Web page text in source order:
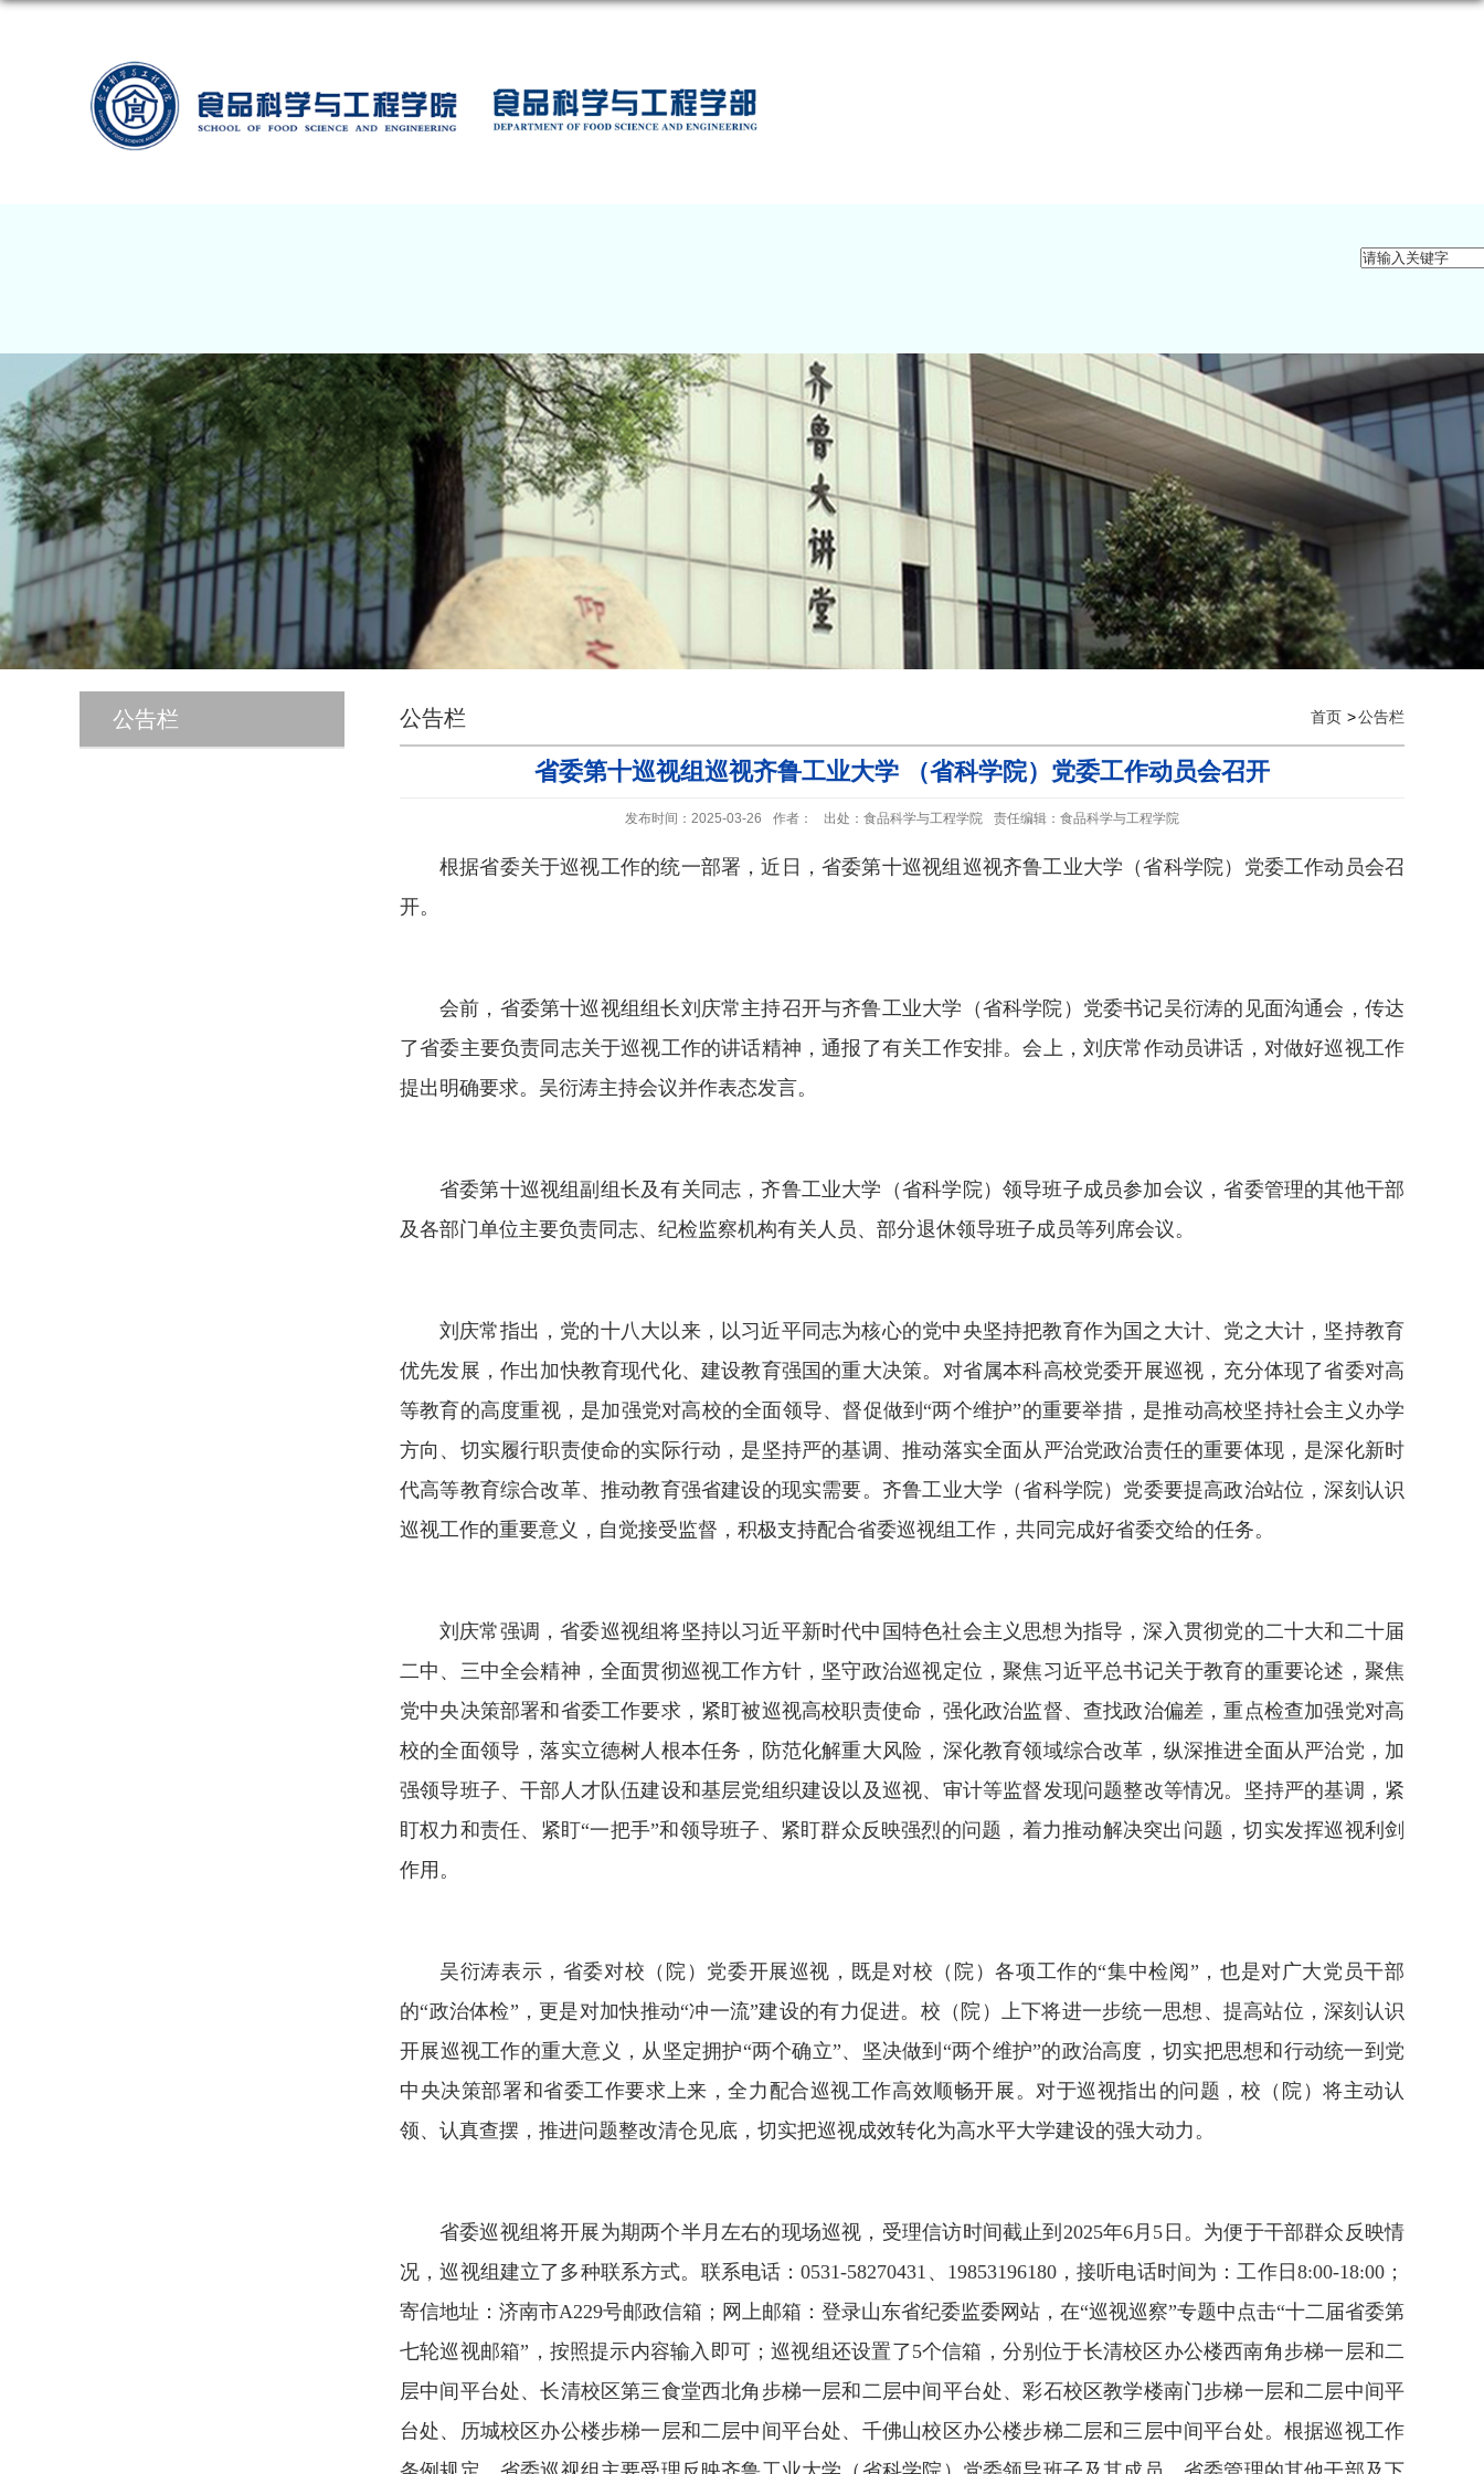
公告栏 首页 公告栏
公告栏
省委第十巡视组巡视齐鲁工业大学 （省科学院）党委工作动员会召开
发布时间：2025-03-26 作者： 出处：食品科学与工程学院 责任编辑：食品科学与工程学院
根据省委关于巡视工作的统一部署，近日，省委第十巡视组巡视齐鲁工业大学（省科学院）党委工作动员会召
开。
会前，省委第十巡视组组长刘庆常主持召开与齐鲁工业大学（省科学院）党委书记吴衍涛的见面沟通会，传达
了省委主要负责同志关于巡视工作的讲话精神，通报了有关工作安排。会上，刘庆常作动员讲话，对做好巡视工作
提出明确要求。吴衍涛主持会议并作表态发言。
省委第十巡视组副组长及有关同志，齐鲁工业大学（省科学院）领导班子成员参加会议，省委管理的其他干部
及各部门单位主要负责同志、纪检监察机构有关人员、部分退休领导班子成员等列席会议。
刘庆常指出，党的十八大以来，以习近平同志为核心的党中央坚持把教育作为国之大计、党之大计，坚持教育
优先发展，作出加快教育现代化、建设教育强国的重大决策。对省属本科高校党委开展巡视，充分体现了省委对高
等教育的高度重视，是加强党对高校的全面领导、督促做到“两个维护”的重要举措，是推动高校坚持社会主义办学
方向、切实履行职责使命的实际行动，是坚持严的基调、推动落实全面从严治党政治责任的重要体现，是深化新时
代高等教育综合改革、推动教育强省建设的现实需要。齐鲁工业大学（省科学院）党委要提高政治站位，深刻认识
巡视工作的重要意义，自觉接受监督，积极支持配合省委巡视组工作，共同完成好省委交给的任务。
刘庆常强调，省委巡视组将坚持以习近平新时代中国特色社会主义思想为指导，深入贯彻党的二十大和二十届
二中、三中全会精神，全面贯彻巡视工作方针，坚守政治巡视定位，聚焦习近平总书记关于教育的重要论述，聚焦
党中央决策部署和省委工作要求，紧盯被巡视高校职责使命，强化政治监督、查找政治偏差，重点检查加强党对高
校的全面领导，落实立德树人根本任务，防范化解重大风险，深化教育领域综合改革，纵深推进全面从严治党，加
强领导班子、干部人才队伍建设和基层党组织建设以及巡视、审计等监督发现问题整改等情况。坚持严的基调，紧
盯权力和责任、紧盯“一把手”和领导班子、紧盯群众反映强烈的问题，着力推动解决突出问题，切实发挥巡视利剑
作用。
吴衍涛表示，省委对校（院）党委开展巡视，既是对校（院）各项工作的“集中检阅”，也是对广大党员干部
的“政治体检”，更是对加快推动“冲一流”建设的有力促进。校（院）上下将进一步统一思想、提高站位，深刻认识
开展巡视工作的重大意义，从坚定拥护“两个确立”、坚决做到“两个维护”的政治高度，切实把思想和行动统一到党
中央决策部署和省委工作要求上来，全力配合巡视工作高效顺畅开展。对于巡视指出的问题，校（院）将主动认
领、认真查摆，推进问题整改清仓见底，切实把巡视成效转化为高水平大学建设的强大动力。
省委巡视组将开展为期两个半月左右的现场巡视，受理信访时间截止到2025年6月5日。为便于干部群众反映情
况，巡视组建立了多种联系方式。联系电话：0531-58270431、19853196180，接听电话时间为：工作日8:00-18:00；
寄信地址：济南市A229号邮政信箱；网上邮箱：登录山东省纪委监委网站，在“巡视巡察”专题中点击“十二届省委第
七轮巡视邮箱”，按照提示内容输入即可；巡视组还设置了5个信箱，分别位于长清校区办公楼西南角步梯一层和二
层中间平台处、长清校区第三食堂西北角步梯一层和二层中间平台处、彩石校区教学楼南门步梯一层和二层中间平
台处、历城校区办公楼步梯一层和二层中间平台处、千佛山校区办公楼步梯二层和三层中间平台处。根据巡视工作